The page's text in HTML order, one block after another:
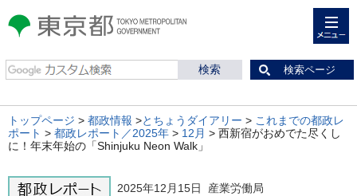
東京都 TOKYO METROPOLITAN
GOVERNMENT
検索ページ
トップページ > 都政情報 >とちょうダイアリー > これまでの都政レ
ポート > 都政レポート／2025年 > 12月 > 西新宿がおめでた尽くし
に！年末年始の「Shinjuku Neon Walk」
2025年12月15日 産業労働局